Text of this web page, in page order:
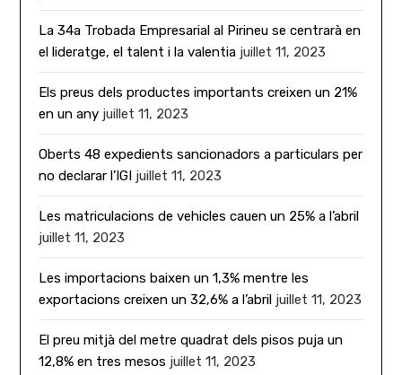
La 34a Trobada Empresarial al Pirineu se centrarà en
el lideratge, el talent i la valentia juillet 11, 2023
Els preus dels productes importants creixen un 21%
en un any juillet 11, 2023
Oberts 48 expedients sancionadors a particulars per
no declarar l’IGI juillet 11, 2023
Les matriculacions de vehicles cauen un 25% a l’abril
juillet 11, 2023
Les importacions baixen un 1,3% mentre les
exportacions creixen un 32,6% a l’abril juillet 11, 2023
El preu mitjà del metre quadrat dels pisos puja un
12,8% en tres mesos juillet 11, 2023